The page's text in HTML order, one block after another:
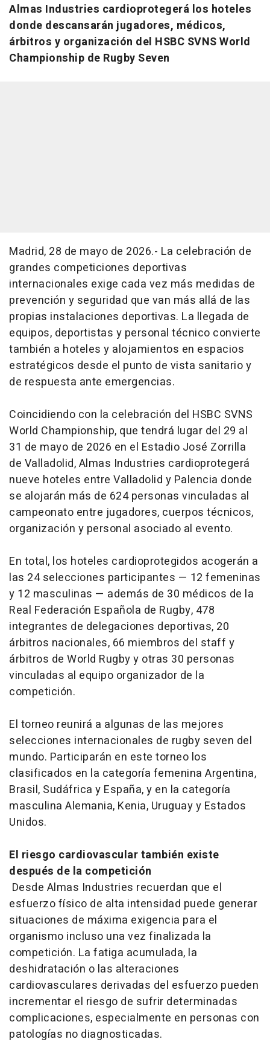
Almas Industries cardioprotegerá los hoteles
donde descansarán jugadores, médicos,
árbitros y organización del HSBC SVNS World
Championship de Rugby Seven
Madrid, 28 de mayo de 2026.- La celebración de
grandes competiciones deportivas
internacionales exige cada vez más medidas de
prevención y seguridad que van más allá de las
propias instalaciones deportivas. La llegada de
equipos, deportistas y personal técnico convierte
también a hoteles y alojamientos en espacios
estratégicos desde el punto de vista sanitario y
de respuesta ante emergencias.
Coincidiendo con la celebración del HSBC SVNS
World Championship, que tendrá lugar del 29 al
31 de mayo de 2026 en el Estadio José Zorrilla
de Valladolid, Almas Industries cardioprotegerá
nueve hoteles entre Valladolid y Palencia donde
se alojarán más de 624 personas vinculadas al
campeonato entre jugadores, cuerpos técnicos,
organización y personal asociado al evento.
En total, los hoteles cardioprotegidos acogerán a
las 24 selecciones participantes — 12 femeninas
y 12 masculinas — además de 30 médicos de la
Real Federación Española de Rugby, 478
integrantes de delegaciones deportivas, 20
árbitros nacionales, 66 miembros del staff y
árbitros de World Rugby y otras 30 personas
vinculadas al equipo organizador de la
competición.
El torneo reunirá a algunas de las mejores
selecciones internacionales de rugby seven del
mundo. Participarán en este torneo los
clasificados en la categoría femenina Argentina,
Brasil, Sudáfrica y España, y en la categoría
masculina Alemania, Kenia, Uruguay y Estados
Unidos.
El riesgo cardiovascular también existe
después de la competición
Desde Almas Industries recuerdan que el
esfuerzo físico de alta intensidad puede generar
situaciones de máxima exigencia para el
organismo incluso una vez finalizada la
competición. La fatiga acumulada, la
deshidratación o las alteraciones
cardiovasculares derivadas del esfuerzo pueden
incrementar el riesgo de sufrir determinadas
complicaciones, especialmente en personas con
patologías no diagnosticadas.